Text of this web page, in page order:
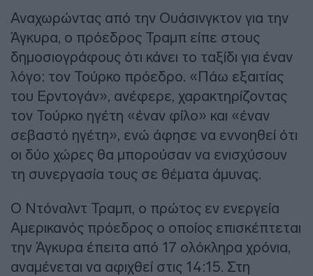
Αναχωρώντας από την Ουάσινγκτον για την
Άγκυρα, ο πρόεδρος Τραμπ είπε στους
δημοσιογράφους ότι κάνει το ταξίδι για έναν
λόγο: τον Τούρκο πρόεδρο. «Πάω εξαιτίας
του Ερντογάν», ανέφερε, χαρακτηρίζοντας
τον Τούρκο ηγέτη «έναν φίλο» και «έναν
σεβαστό ηγέτη», ενώ άφησε να εννοηθεί ότι
οι δύο χώρες θα μπορούσαν να ενισχύσουν
τη συνεργασία τους σε θέματα άμυνας.
Ο Ντόναλντ Τραμπ, ο πρώτος εν ενεργεία
Αμερικανός πρόεδρος ο οποίος επισκέπτεται
την Άγκυρα έπειτα από 17 ολόκληρα χρόνια,
αναμένεται να αφιχθεί στις 14:15. Στη